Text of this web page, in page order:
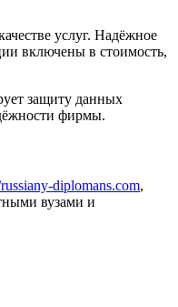
услуг. Надёжное
включены в стоимость,
защиту данных
фирмы.
diplomans.com,
вузами и